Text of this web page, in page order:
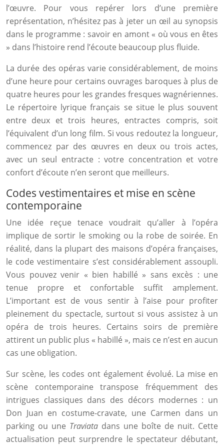
l’œuvre. Pour vous repérer lors d’une première
représentation, n’hésitez pas à jeter un œil au synopsis
dans le programme : savoir en amont « où vous en êtes
» dans l’histoire rend l’écoute beaucoup plus fluide.
La durée des opéras varie considérablement, de moins
d’une heure pour certains ouvrages baroques à plus de
quatre heures pour les grandes fresques wagnériennes.
Le répertoire lyrique français se situe le plus souvent
entre deux et trois heures, entractes compris, soit
l’équivalent d’un long film. Si vous redoutez la longueur,
commencez par des œuvres en deux ou trois actes,
avec un seul entracte : votre concentration et votre
confort d’écoute n’en seront que meilleurs.
Codes vestimentaires et mise en scène
contemporaine
Une idée reçue tenace voudrait qu’aller à l’opéra
implique de sortir le smoking ou la robe de soirée. En
réalité, dans la plupart des maisons d’opéra françaises,
le code vestimentaire s’est considérablement assoupli.
Vous pouvez venir « bien habillé » sans excès : une
tenue propre et confortable suffit amplement.
L’important est de vous sentir à l’aise pour profiter
pleinement du spectacle, surtout si vous assistez à un
opéra de trois heures. Certains soirs de première
attirent un public plus « habillé », mais ce n’est en aucun
cas une obligation.
Sur scène, les codes ont également évolué. La mise en
scène contemporaine transpose fréquemment des
intrigues classiques dans des décors modernes : un
Don Juan en costume-cravate, une Carmen dans un
parking ou une Traviata dans une boîte de nuit. Cette
actualisation peut surprendre le spectateur débutant,